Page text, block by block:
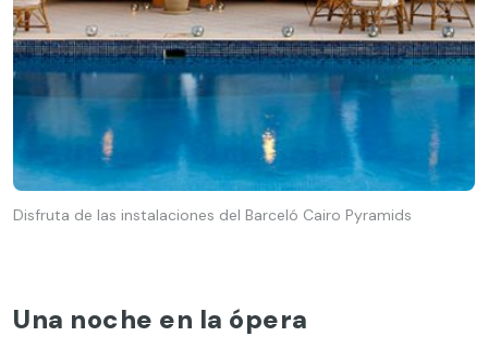
Disfruta de las instalaciones del Barceló Cairo Pyramids
Una noche en la ópera